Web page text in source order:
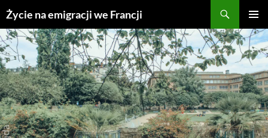
Przejdź
do
treści
Życie na emigracji we Francji
MENU